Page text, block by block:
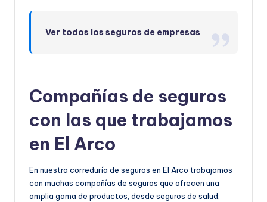
Ver todos los seguros de empresas
Compañías de seguros
con las que trabajamos
en El Arco
En nuestra correduría de seguros en El Arco trabajamos
con muchas compañías de seguros que ofrecen una
amplia gama de productos, desde seguros de salud,